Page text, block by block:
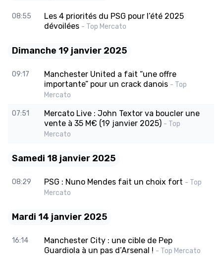
08:55
Les 4 priorités du PSG pour l’été 2025
dévoilées - Top Mercato
Dimanche 19 janvier 2025
09:17
Manchester United a fait “une offre
importante” pour un crack danois - Top
Mercato
07:51
Mercato Live : John Textor va boucler une
vente à 35 M€ (19 janvier 2025) - Top
Mercato
Samedi 18 janvier 2025
08:29 PSG : Nuno Mendes fait un choix fort - Top
Mercato
Mardi 14 janvier 2025
16:14
Manchester City : une cible de Pep
Guardiola à un pas d’Arsenal ! - Top Mercato